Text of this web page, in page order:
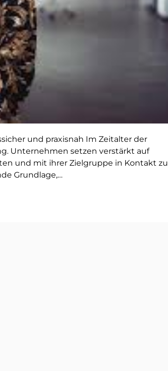
und praxisnah Im Zeitalter der
Unternehmen setzen verstärkt auf
und mit ihrer Zielgruppe in Kontakt zu
Grundlage,…